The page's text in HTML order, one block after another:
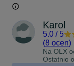
Karol
5.0 / 5
(8 ocen)
Na OLX
Ostatnio